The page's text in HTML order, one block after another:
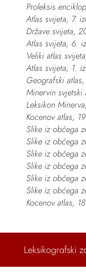
Proleksis
Atlas svijeta, 7.
Države svijeta,
Atlas svijeta, 6.
Veliki atlas
Atlas svijeta, 1.
Geografski
Minervin svjetski
Leksikon
Kocenov atlas,
Slike iz obćega
Slike iz obćega
Slike iz obćega
Slike iz obćega
Slike iz obćega
Slike iz obćega
Kocenov atlas,
Leksikografski